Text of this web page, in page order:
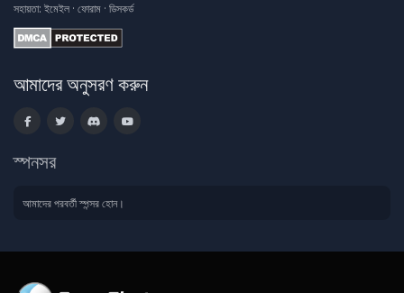
সহায়তা: ইমেইল · ফোরাম · ডিসকর্ড
আমাদের অনুসরণ করুন
স্পনসর
আমাদের পরবর্তী স্পন্সর হোন।